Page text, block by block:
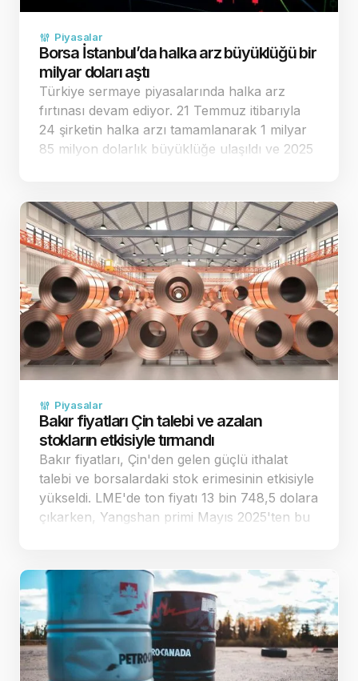
Piyasalar
Borsa İstanbul’da halka arz büyüklüğü bir
milyar doları aştı
Türkiye sermaye piyasalarında halka arz
fırtınası devam ediyor. 21 Temmuz itibarıyla
24 şirketin halka arzı tamamlanarak 1 milyar
85 milyon dolarlık büyüklüğe ulaşıldı ve 2025
tamamını …
Piyasalar
Bakır fiyatları Çin talebi ve azalan
stokların etkisiyle tırmandı
Bakır fiyatları, Çin'den gelen güçlü ithalat
talebi ve borsalardaki stok erimesinin etkisiyle
yükseldi. LME'de ton fiyatı 13 bin 748,5 dolara
çıkarken, Yangshan primi Mayıs 2025'ten bu